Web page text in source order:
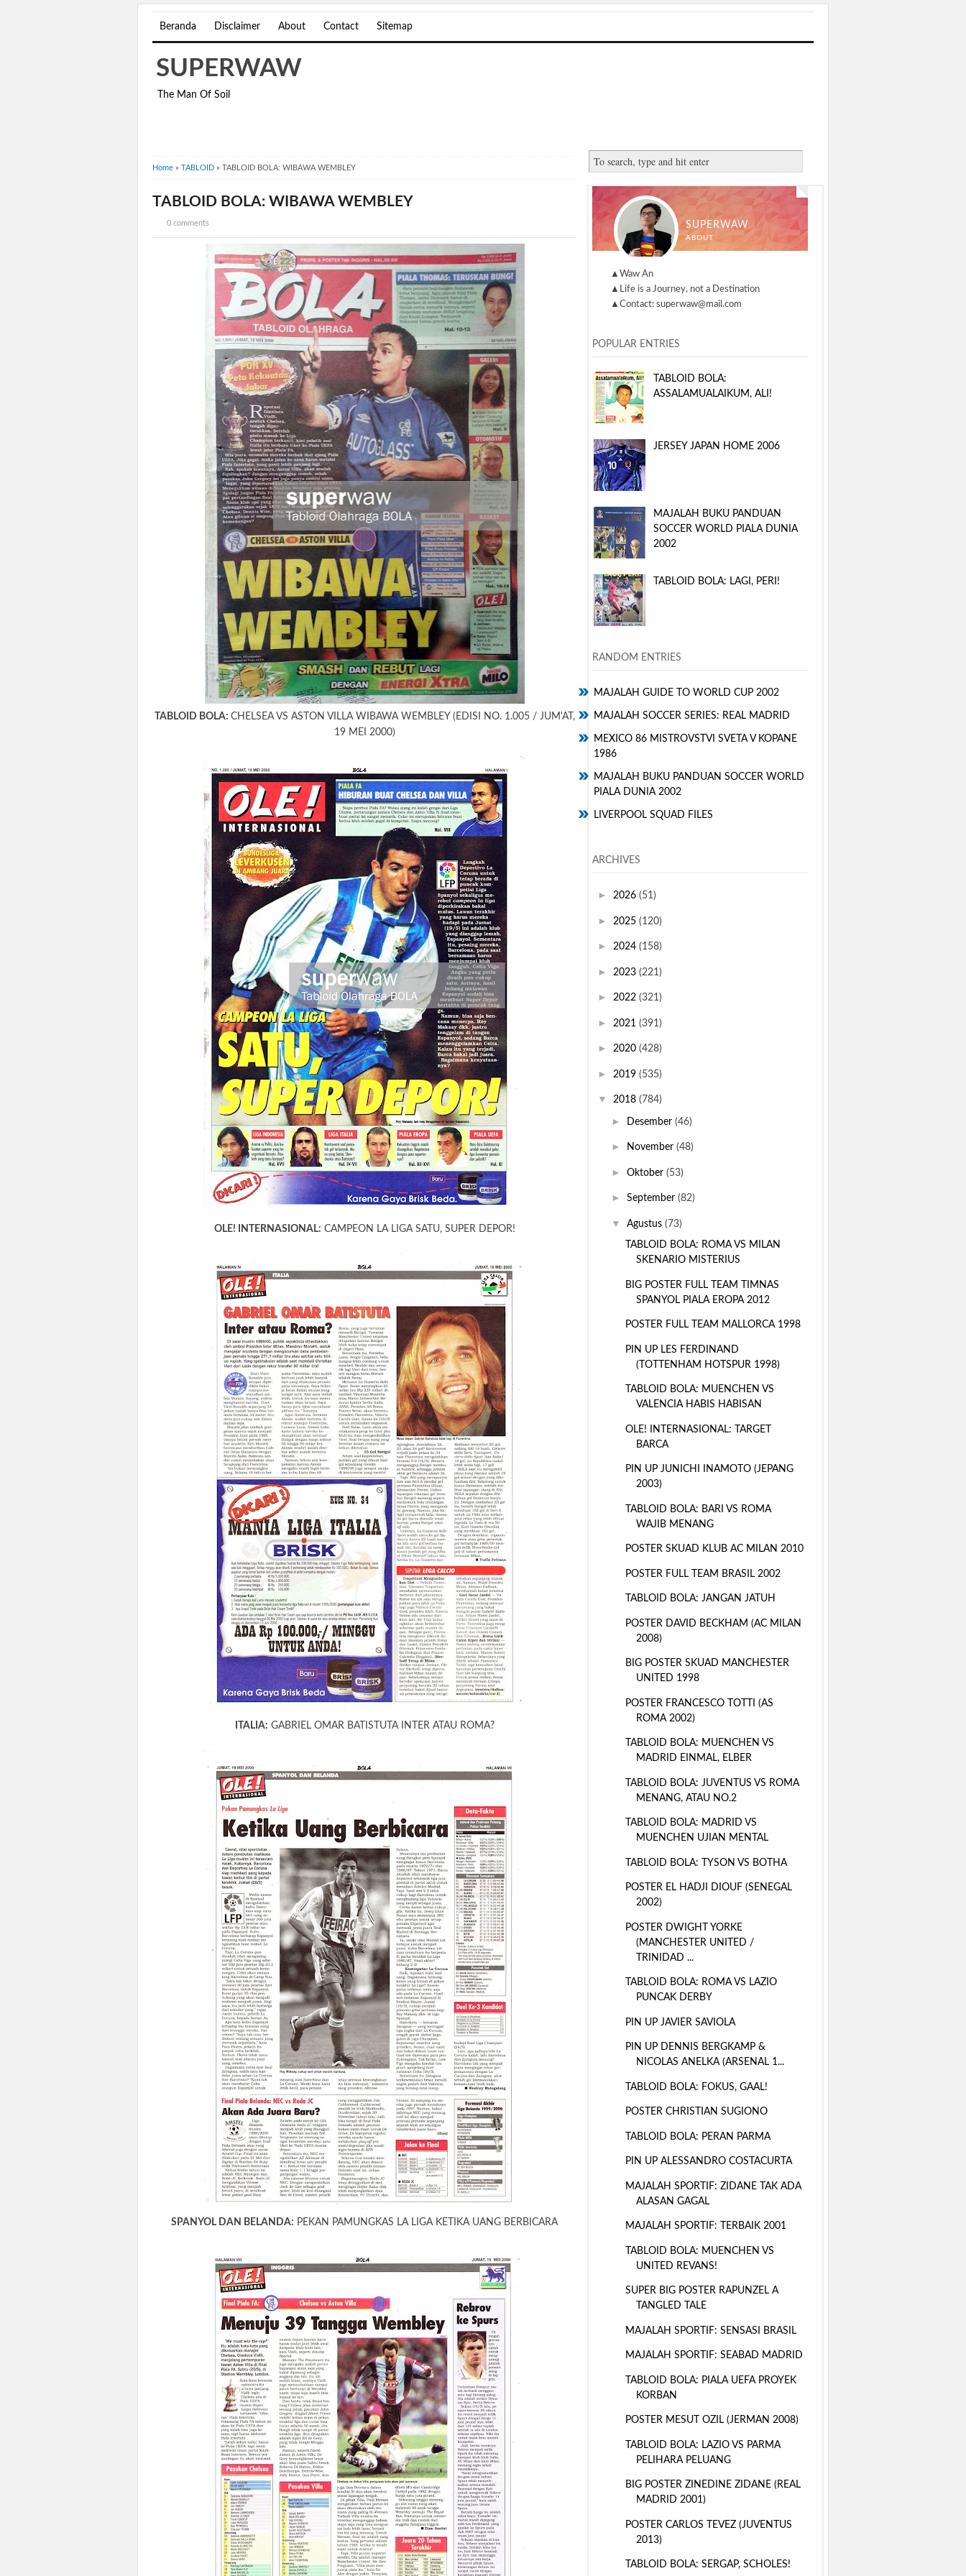
Beranda Disclaimer About Contact Sitemap
SUPERWAW
The Man Of Soil
Home » TABLOID » TABLOID BOLA: WIBAWA WEMBLEY
TABLOID BOLA: WIBAWA WEMBLEY
0 comments
TABLOID BOLA: CHELSEA VS ASTON VILLA WIBAWA WEMBLEY (EDISI NO. 1.005 / JUM'AT,
19 MEI 2000)
OLE! INTERNASIONAL: CAMPEON LA LIGA SATU, SUPER DEPOR!
ITALIA: GABRIEL OMAR BATISTUTA INTER ATAU ROMA?
SPANYOL DAN BELANDA: PEKAN PAMUNGKAS LA LIGA KETIKA UANG BERBICARA
SUPERWAW
ABOUT
▲Waw An
▲Life is a Journey, not a Destination
▲Contact: superwaw@mail.com
POPULAR ENTRIES
TABLOID BOLA:
ASSALAMUALAIKUM, ALI!
JERSEY JAPAN HOME 2006
MAJALAH BUKU PANDUAN
SOCCER WORLD PIALA DUNIA
2002
TABLOID BOLA: LAGI, PERI!
RANDOM ENTRIES
MAJALAH GUIDE TO WORLD CUP 2002
MAJALAH SOCCER SERIES: REAL MADRID
MEXICO 86 MISTROVSTVI SVETA V KOPANE
1986
MAJALAH BUKU PANDUAN SOCCER WORLD
PIALA DUNIA 2002
LIVERPOOL SQUAD FILES
ARCHIVES
► 2026 (51)
► 2025 (120)
► 2024 (158)
► 2023 (221)
► 2022 (321)
► 2021 (391)
► 2020 (428)
► 2019 (535)
▼ 2018 (784)
► Desember (46)
► November (48)
► Oktober (53)
► September (82)
▼ Agustus (73)
TABLOID BOLA: ROMA VS MILAN
SKENARIO MISTERIUS
BIG POSTER FULL TEAM TIMNAS
SPANYOL PIALA EROPA 2012
POSTER FULL TEAM MALLORCA 1998
PIN UP LES FERDINAND
(TOTTENHAM HOTSPUR 1998)
TABLOID BOLA: MUENCHEN VS
VALENCIA HABIS HABISAN
OLE! INTERNASIONAL: TARGET
BARCA
PIN UP JUNICHI INAMOTO (JEPANG
2003)
TABLOID BOLA: BARI VS ROMA
WAJIB MENANG
POSTER SKUAD KLUB AC MILAN 2010
POSTER FULL TEAM BRASIL 2002
TABLOID BOLA: JANGAN JATUH
POSTER DAVID BECKHAM (AC MILAN
2008)
BIG POSTER SKUAD MANCHESTER
UNITED 1998
POSTER FRANCESCO TOTTI (AS
ROMA 2002)
TABLOID BOLA: MUENCHEN VS
MADRID EINMAL, ELBER
TABLOID BOLA: JUVENTUS VS ROMA
MENANG, ATAU NO.2
TABLOID BOLA: MADRID VS
MUENCHEN UJIAN MENTAL
TABLOID BOLA: TYSON VS BOTHA
POSTER EL HADJI DIOUF (SENEGAL
2002)
POSTER DWIGHT YORKE
(MANCHESTER UNITED /
TRINIDAD ...
TABLOID BOLA: ROMA VS LAZIO
PUNCAK DERBY
PIN UP JAVIER SAVIOLA
PIN UP DENNIS BERGKAMP &
NICOLAS ANELKA (ARSENAL 1...
TABLOID BOLA: FOKUS, GAAL!
POSTER CHRISTIAN SUGIONO
TABLOID BOLA: PERAN PARMA
PIN UP ALESSANDRO COSTACURTA
MAJALAH SPORTIF: ZIDANE TAK ADA
ALASAN GAGAL
MAJALAH SPORTIF: TERBAIK 2001
TABLOID BOLA: MUENCHEN VS
UNITED REVANS!
SUPER BIG POSTER RAPUNZEL A
TANGLED TALE
MAJALAH SPORTIF: SENSASI BRASIL
MAJALAH SPORTIF: SEABAD MADRID
TABLOID BOLA: PIALA UEFA PROYEK
KORBAN
POSTER MESUT OZIL (JERMAN 2008)
TABLOID BOLA: LAZIO VS PARMA
PELIHARA PELUANG
BIG POSTER ZINEDINE ZIDANE (REAL
MADRID 2001)
POSTER CARLOS TEVEZ (JUVENTUS
2013)
TABLOID BOLA: SERGAP, SCHOLES!